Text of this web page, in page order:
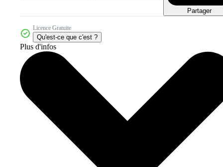
Partager
Licence Gratuite
Qu'est-ce que c'est ?
Plus d'infos